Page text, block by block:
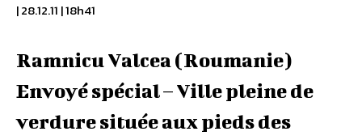
| 28.12.11 | 18h41
Ramnicu Valcea (Roumanie)
Envoyé spécial – Ville pleine de
verdure située aux pieds des